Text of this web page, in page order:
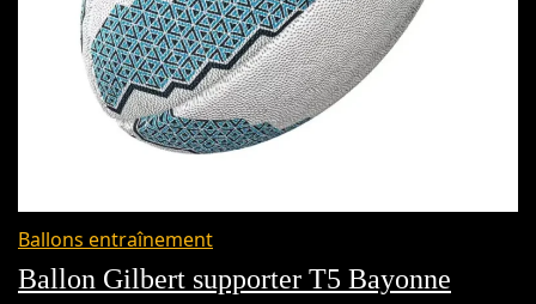
Ballons entraînement
Ballon Gilbert supporter T5 Bayonne